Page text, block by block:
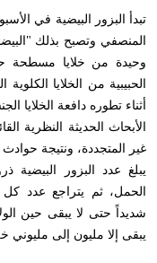
تبدأ البزور البيضية في
المنصفي وتصبح بذلك
وحيدة من خلايا مسطحة
الحبيبية من الخلايا
أثناء تطوره دافعة
الأبحاث الحديثة النظرية
غير المتجددة، ونتيجة
الحمل، ثم يتراجع عدد كل
شديداً حتى لا يبقى حين
يبقى إلا مليون إلى مليوني